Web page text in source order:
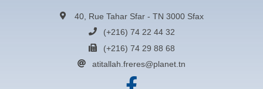
40, Rue Tahar Sfar - TN 3000 Sfax
(+216) 74 22 44 32
(+216) 74 29 88 68
atitallah.freres@planet.tn